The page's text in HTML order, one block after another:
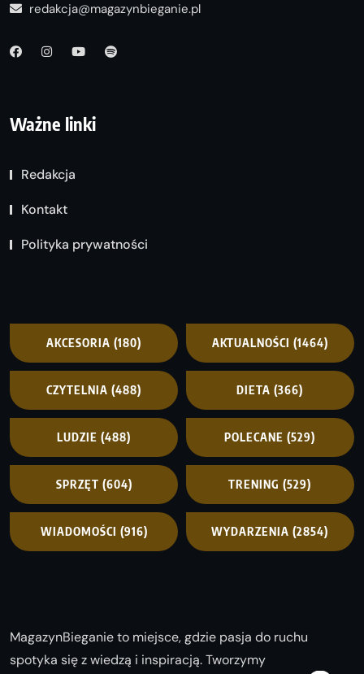
redakcja@magazynbieganie.pl
Ważne linki
Redakcja
Kontakt
Polityka prywatności
AKCESORIA (180) AKTUALNOŚCI (1464)
CZYTELNIA (488) DIETA (366)
LUDZIE (488) POLECANE (529)
SPRZĘT (604) TRENING (529)
WIADOMOŚCI (916) WYDARZENIA (2854)
MagazynBieganie to miejsce, gdzie pasja do ruchu
spotyka się z wiedzą i inspiracją. Tworzymy